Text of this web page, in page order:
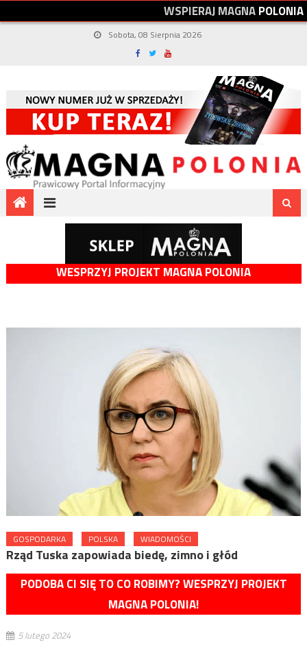
WSPIERAJMAGNAPOLONIA
Sobota, 08 Sierpnia 2026
WESPRZYJ PROJEKT MAGNA POLONIA
GOSPODARKA POLSKA WIADOMOŚCI
Rząd Tuska zapowiada biedę, zimno i głód
PODOBA CI SIĘ TO CO ROBIMY? WESPRZYJ PROJEKT
MAGNA POLONIA!
5 lutego 2024